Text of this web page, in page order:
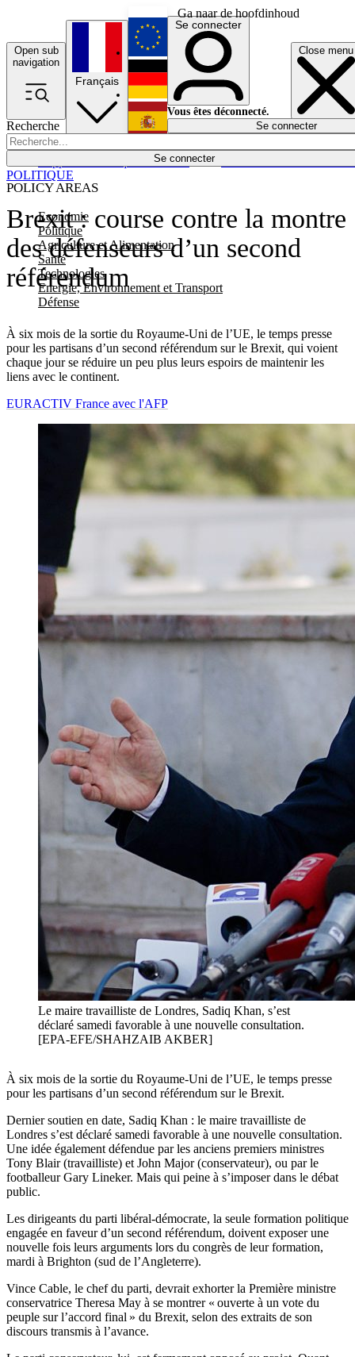
Ga naar de hoofdinhoud
Open sub
navigation
Close menu
Recherche
Se connecter
POLICY AREAS
Economie
Politique
Agriculture et Alimentation
Santé
Technologies
Energie, Environnement et Transport
Défense
Économie
Français
English
Deutsch
Español
Se connecter
Vous êtes déconnecté.
Se connecter
Brexit : course contre la montre
des défenseurs d’un second
référendum
À six mois de la sortie du Royaume-Uni de l’UE, le temps presse
pour les partisans d’un second référendum sur le Brexit, qui voient
chaque jour se réduire un peu plus leurs espoirs de maintenir les
liens avec le continent.
POLITIQUE
EURACTIV France avec l'AFP
Le maire travailliste de Londres, Sadiq Khan, s’est
déclaré samedi favorable à une nouvelle consultation.
[EPA-EFE/SHAHZAIB AKBER]
À six mois de la sortie du Royaume-Uni de l’UE, le temps presse
pour les partisans d’un second référendum sur le Brexit.
Dernier soutien en date, Sadiq Khan : le maire travailliste de
Londres s’est déclaré samedi favorable à une nouvelle consultation.
Une idée également défendue par les anciens premiers ministres
Tony Blair (travailliste) et John Major (conservateur), ou par le
footballeur Gary Lineker. Mais qui peine à s’imposer dans le débat
public.
Les dirigeants du parti libéral-démocrate, la seule formation politique
engagée en faveur d’un second référendum, doivent exposer une
nouvelle fois leurs arguments lors du congrès de leur formation,
mardi à Brighton (sud de l’Angleterre).
Vince Cable, le chef du parti, devrait exhorter la Première ministre
conservatrice Theresa May à se montrer « ouverte à un vote du
peuple sur l’accord final » du Brexit, selon des extraits de son
discours transmis à l’avance.